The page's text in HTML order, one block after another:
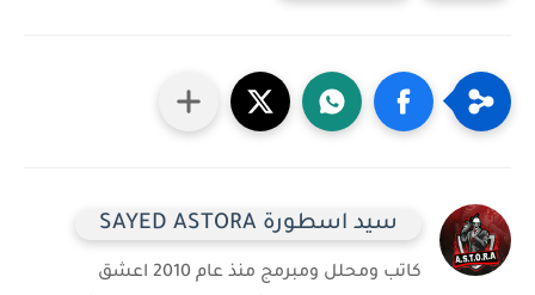
سيد اسطورة SAYED ASTORA
كاتب ومحلل ومبرمج منذ عام 2010 اعشق